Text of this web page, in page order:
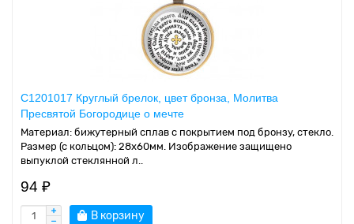
C1201017 Круглый брелок, цвет бронза, Молитва
Пресвятой Богородице о мечте
Материал: бижутерный сплав с покрытием под бронзу, стекло.
Размер (с кольцом): 28х60мм. Изображение защищено
выпуклой стеклянной л..
94 ₽
В корзину